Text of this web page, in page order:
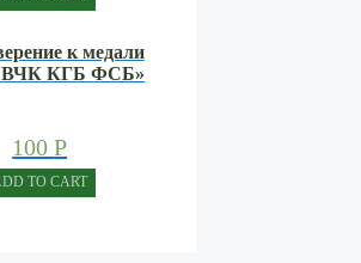
к медали
ВЧК КГБ ФСБ»
100Р
TO CART